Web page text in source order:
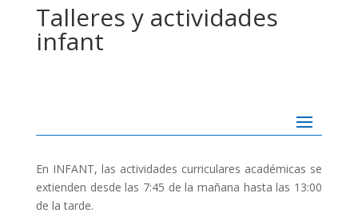
Talleres y actividades
infant
En INFANT, las actividades curriculares académicas se
extienden desde las 7:45 de la mañana hasta las 13:00
de la tarde.